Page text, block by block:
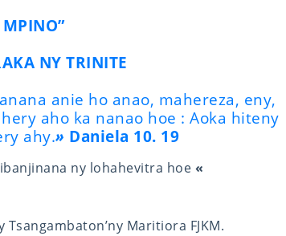
NY TRINITE
anie ho anao, mahereza, eny,
aho ka nanao hoe : Aoka hiteny
ahy.» Daniela 10. 19
ny lohahevitra hoe «
Maritiora FJKM.